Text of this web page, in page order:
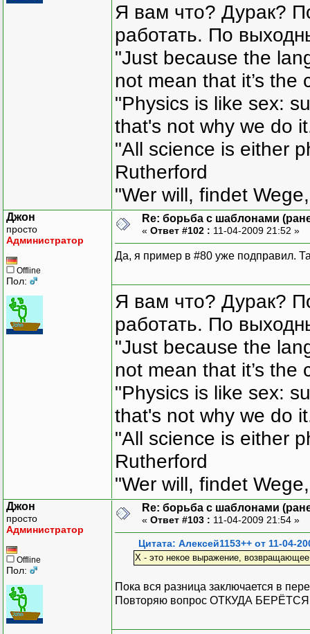
Я вам что? Дурак?
работать. По
"Just because the
not mean that it’s the
"Physics is like sex:
that's not why we do
"All science is either
Rutherford
"Wer will, findet
Джон
просто
Администратор
Offline
Пол:
Re: борьба с шаблонами
« Ответ #102 : 11-04-2009 21:52 »
Да, я пример в #80 уже подправил.
Я вам что? Дурак?
работать. По
"Just because the
not mean that it’s the
"Physics is like sex:
that's not why we do
"All science is either
Rutherford
"Wer will, findet
Джон
просто
Администратор
Offline
Пол:
Re: борьба с шаблонами
« Ответ #103 : 11-04-2009 21:54 »
Цитата: Алексей1153++ от 11-04-
X - это некое выражение,
Пока вся разница заключается в
Повторяю вопрос ОТКУДА